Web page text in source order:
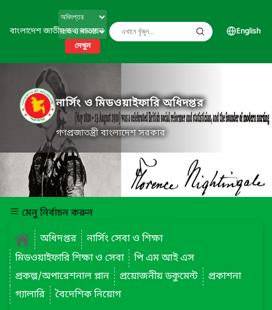
বাংলাদেশ জাতীয় তথ্য বাতায়ন
দেখুন
English
নার্সিং ও মিডওয়াইফারি অধিদপ্তর
গণপ্রজাতন্ত্রী বাংলাদেশ সরকার
মেনু নির্বাচন করুন
অধিদপ্তর
নার্সিং সেবা ও শিক্ষা
মিডওয়াইফারি শিক্ষা ও সেবা
পি এম আই এস
প্রকল্প/অপারেশনাল প্লান
প্রয়োজনীয় ডকুমেন্ট
প্রকাশনা
গ্যালারি
বৈদেশিক নিয়োগ